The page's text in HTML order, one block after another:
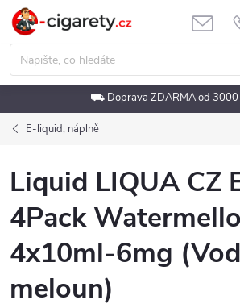
Přejít
obsah
⛟ Doprava ZDARMA od 3000
E-liquid, náplně
Liquid LIQUA CZ
4Pack
4x10ml-6mg
meloun)